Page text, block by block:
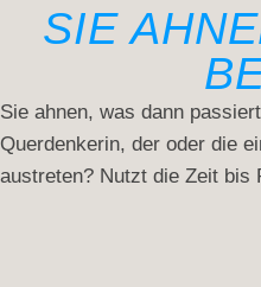
SIE
Sie ahnen, was dann
Querdenkerin, der oder die
austreten? Nutzt die Zeit bis